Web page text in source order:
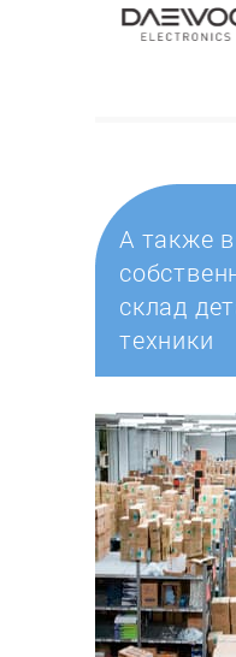
А также
склад
техники